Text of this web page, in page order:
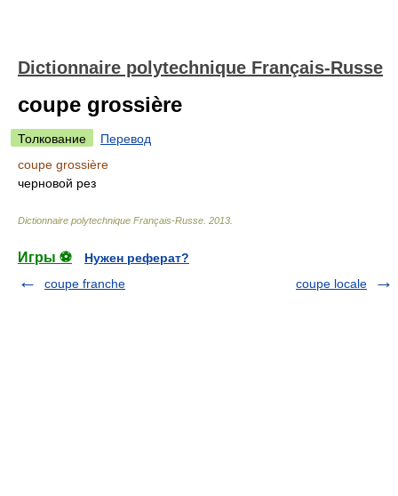
Dictionnaire polytechnique Français-Russe
coupe grossière
Толкование
Перевод
coupe grossière
черновой рез
Dictionnaire polytechnique Français-Russe 2013
Игры ⚽
Нужен реферат?
coupe franche
coupe locale